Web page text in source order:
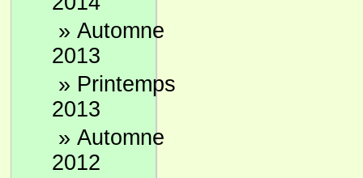
» Automne
2013
» Printemps
2013
» Automne
2012